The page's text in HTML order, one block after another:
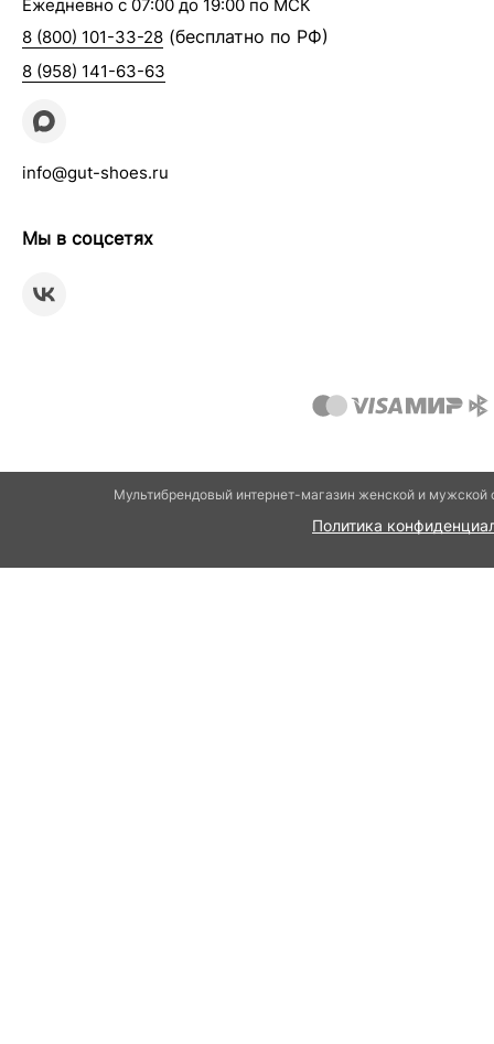
Ежедневно с 07:00 до 19:00 по МСК
8 (800) 101-33-28 (бесплатно по РФ)
8 (958) 141-63-63
info@gut-shoes.ru
Мы в соцсетях
Мультибрендовый интернет-магазин женской и
Политика